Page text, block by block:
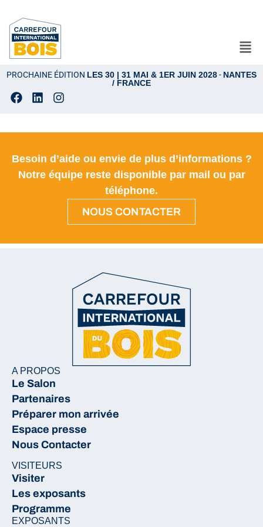
PROCHAINE ÉDITION LES 30 | 31 MAI & 1ER JUIN 2028- NANTES
/ FRANCE
Besoin d’aide ou envie de plus d’informations ?
Notre équipe reste disponible par mail ou par
téléphone.
NOUS CONTACTER
A PROPOS
Le Salon
Partenaires
Préparer mon arrivée
Espace presse
Nous Contacter
VISITEURS
Visiter
Les exposants
Programme
EXPOSANTS